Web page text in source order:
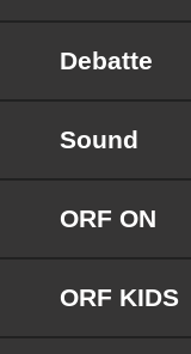
Debatte
Sound
ORF ON
ORF KIDS